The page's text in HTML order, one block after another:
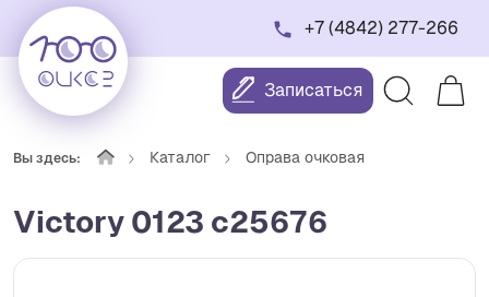
+7 (4842) 277-266
Записаться
Вы здесь: Каталог Оправа очковая
Victory 0123 c25676